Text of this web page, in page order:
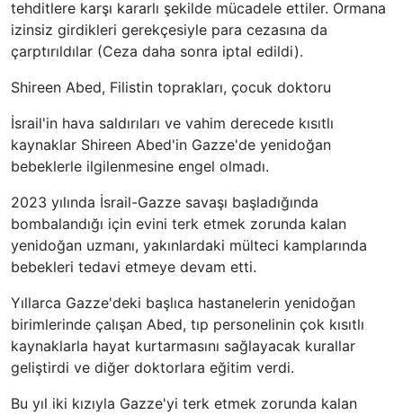
tehditlere karşı kararlı şekilde mücadele ettiler. Ormana
izinsiz girdikleri gerekçesiyle para cezasına da
çarptırıldılar (Ceza daha sonra iptal edildi).
Shireen Abed, Filistin toprakları, çocuk doktoru
İsrail'in hava saldırıları ve vahim derecede kısıtlı
kaynaklar Shireen Abed'in Gazze'de yenidoğan
bebeklerle ilgilenmesine engel olmadı.
2023 yılında İsrail-Gazze savaşı başladığında
bombalandığı için evini terk etmek zorunda kalan
yenidoğan uzmanı, yakınlardaki mülteci kamplarında
bebekleri tedavi etmeye devam etti.
Yıllarca Gazze'deki başlıca hastanelerin yenidoğan
birimlerinde çalışan Abed, tıp personelinin çok kısıtlı
kaynaklarla hayat kurtarmasını sağlayacak kurallar
geliştirdi ve diğer doktorlara eğitim verdi.
Bu yıl iki kızıyla Gazze'yi terk etmek zorunda kalan